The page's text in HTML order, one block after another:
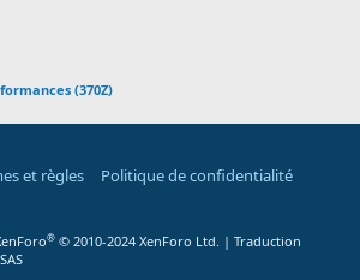
(370Z)
et règles
Politique de confidentialité
® © 2010-2024 XenForo Ltd. | Traduction